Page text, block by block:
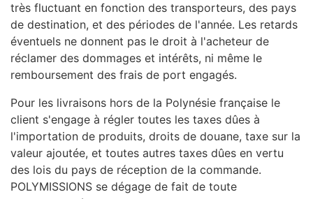
très fluctuant en fonction des transporteurs, des pays
de destination, et des périodes de l'année. Les retards
éventuels ne donnent pas le droit à l'acheteur de
réclamer des dommages et intérêts, ni même le
remboursement des frais de port engagés.
Pour les livraisons hors de la Polynésie française le
client s'engage à régler toutes les taxes dûes à
l'importation de produits, droits de douane, taxe sur la
valeur ajoutée, et toutes autres taxes dûes en vertu
des lois du pays de réception de la commande.
POLYMISSIONS se dégage de fait de toute